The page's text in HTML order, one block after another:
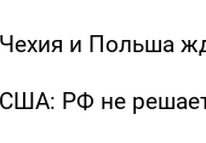
Чехия и Польша
США: РФ не